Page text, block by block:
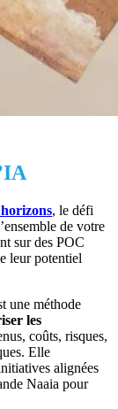
, le défi
de votre
sur des POC
leur potentiel
une méthode
les
coûts, risques,
Elle
alignées
Naaia pour